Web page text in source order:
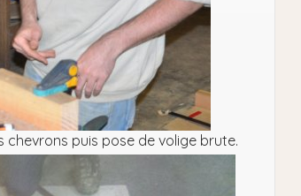
puis pose de volige brute.